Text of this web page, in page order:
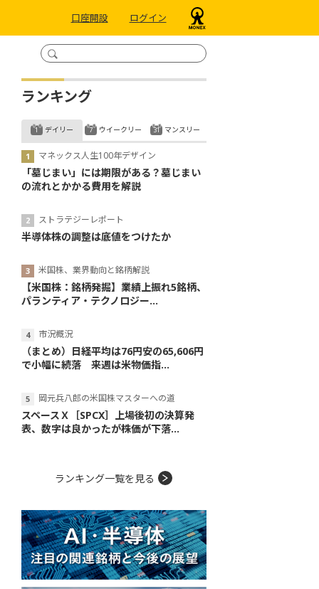
口座開設 ログイン
ランキング
デイリー
マネックス人生100年デザイン
「墓じまい」には期限がある？墓じまい
の流れとかかる費用を解説
ストラテジーレポート
半導体株の調整は底値をつけたか
米国株、業界動向と銘柄解説
【米国株：銘柄発掘】業績上振れ5銘柄、
パランティア・テクノロジー...
市況概況
（まとめ）日経平均は76円安の65,606円
で小幅に続落 来週は米物価指...
岡元兵八郎の米国株マスターへの道
スペースＸ［SPCX］上場後初の決算発
表、数字は良かったが株価が下落...
ウイークリー マンスリー
ランキング一覧を見る